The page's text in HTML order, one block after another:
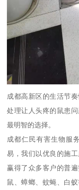
成都高新区的生活节
处理让人头疼的鼠患
最明智的选择。
成都仁民有害生物服
易，我们以优良的施
赢得了众多客户的普
鼠、蟑螂、蚊蝇、白